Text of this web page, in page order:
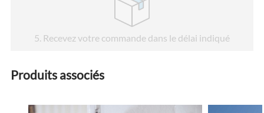
5. Recevez votre commande dans le délai indiqué
Produits associés